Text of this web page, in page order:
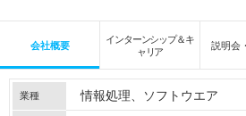
会社概要
インターンシップ＆キ
ャリア
説明会
業種 情報処理 ソフトウエア